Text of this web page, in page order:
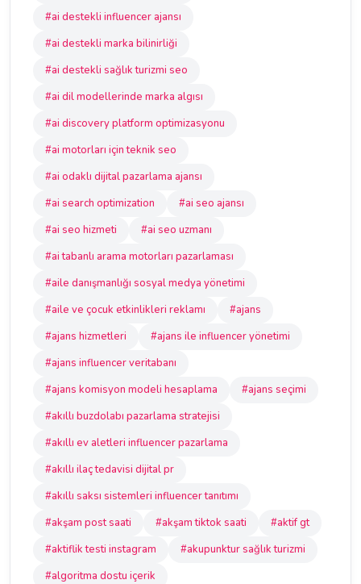
#ai destekli influencer ajansı
#ai destekli marka bilinirliği
#ai destekli sağlık turizmi seo
#ai dil modellerinde marka algısı
#ai discovery platform optimizasyonu
#ai motorları için teknik seo
#ai odaklı dijital pazarlama ajansı
#ai search optimization
#ai seo ajansı
#ai seo hizmeti
#ai seo uzmanı
#ai tabanlı arama motorları pazarlaması
#aile danışmanlığı sosyal medya yönetimi
#aile ve çocuk etkinlikleri reklamı
#ajans
#ajans hizmetleri
#ajans ile influencer yönetimi
#ajans influencer veritabanı
#ajans komisyon modeli hesaplama
#ajans seçimi
#akıllı buzdolabı pazarlama stratejisi
#akıllı ev aletleri influencer pazarlama
#akıllı ilaç tedavisi dijital pr
#akıllı saksı sistemleri influencer tanıtımı
#akşam post saati
#akşam tiktok saati
#aktif gt
#aktiflik testi instagram
#akupunktur sağlık turizmi
#algoritma dostu içerik